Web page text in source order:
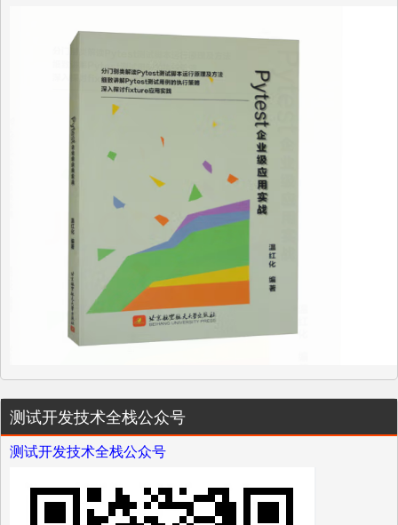
测试开发技术全栈公众号
测试开发技术全栈公众号